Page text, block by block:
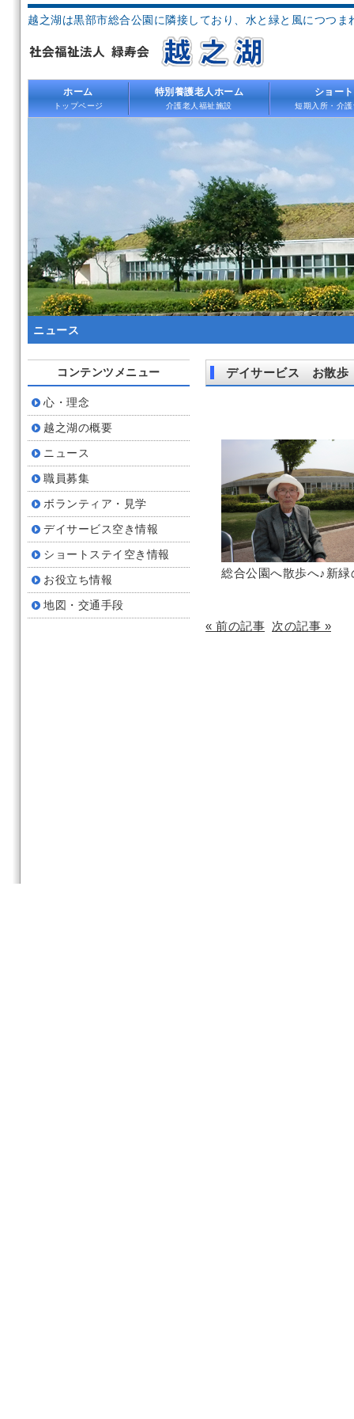
越之湖は黒部市総合公園に隣接しており、水と緑と風につつ
ホーム
トップページ
特別養護老人ホーム
介護老人福祉施設
ショー
短期入所・介
ニュース
デイサービス お散歩
総合公園へ散歩へ♪新
« 前の記事 次の記事 »
コンテンツメニュー
心・理念
越之湖の概要
ニュース
職員募集
ボランティア・見学
デイサービス空き情報
ショートステイ空き情報
お役立ち情報
地図・交通手段